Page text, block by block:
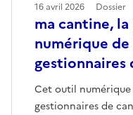
ma cantine,
numérique
gestionnaires
Cet outil
gestionnaires de
16 avril 2026 Dossier